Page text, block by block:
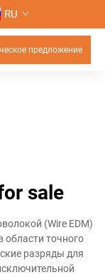
RU
предложение
sale
(Wire EDM)
области точного
разряды для